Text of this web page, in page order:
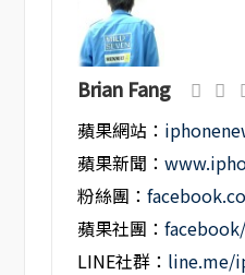
Brian Fang
蘋果網站：
蘋果新聞：
粉絲團：
蘋果社團：
LINE社群： line.me/